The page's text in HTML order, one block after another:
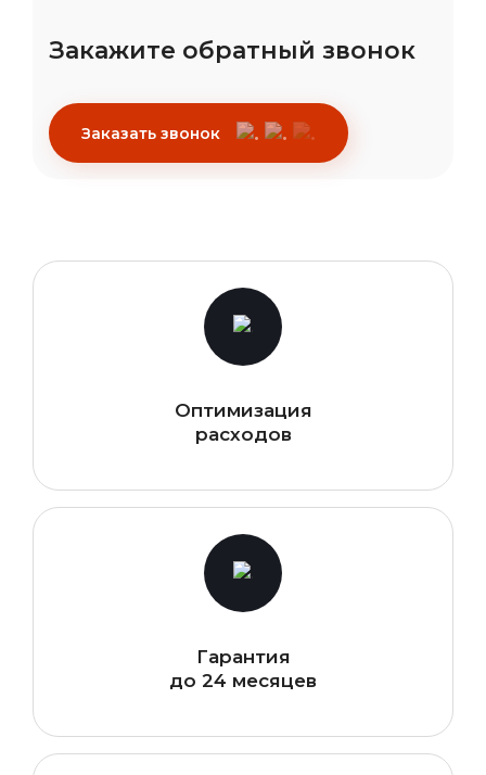
Оптимизация
расходов
Гарантия
до 24 месяцев
Закажите обратный звонок
Заказать звонок